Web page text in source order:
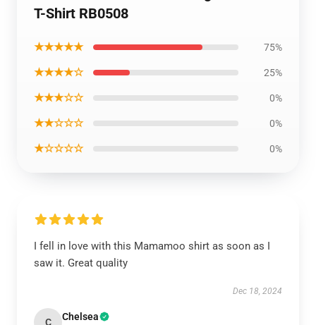
T-Shirt RB0508
★★★★★ 75%
★★★★☆ 25%
★★★☆☆ 0%
★★☆☆☆ 0%
★☆☆☆☆ 0%
I fell in love with this Mamamoo shirt as soon as I
saw it. Great quality
Dec 18, 2024
C Chelsea